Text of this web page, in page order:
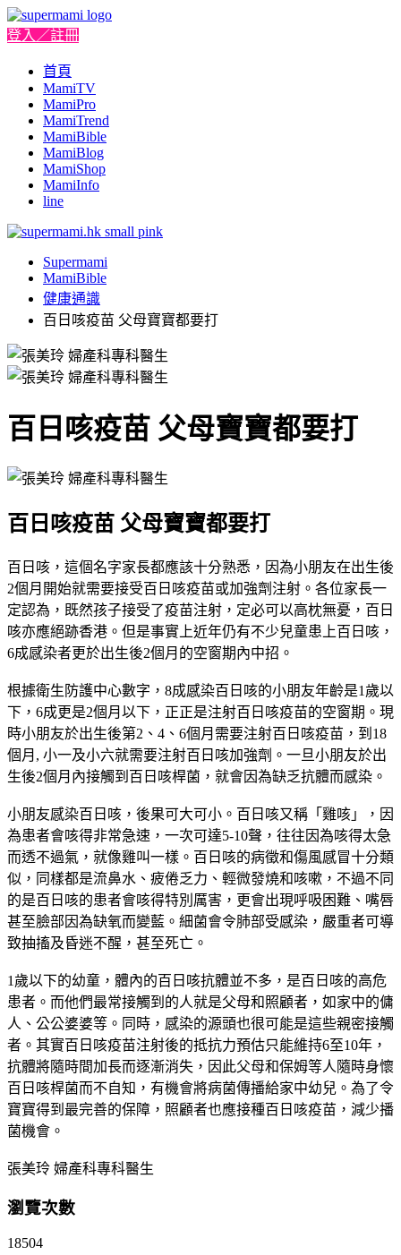
登入／註冊
首頁
MamiTV
MamiPro
MamiTrend
MamiBible
MamiBlog
MamiShop
MamiInfo
line
Supermami
MamiBible
健康通識
百日咳疫苗 父母寶寶都要打
百日咳疫苗 父母寶寶都要打
百日咳疫苗 父母寶寶都要打
百日咳，這個名字家長都應該十分熟悉，因為小朋友在出生後
2個月開始就需要接受百日咳疫苗或加強劑注射。各位家長一
定認為，既然孩子接受了疫苗注射，定必可以高枕無憂，百日
咳亦應絕跡香港。但是事實上近年仍有不少兒童患上百日咳，
6成感染者更於出生後2個月的空窗期內中招。
根據衛生防護中心數字，8成感染百日咳的小朋友年齡是1歲以
下，6成更是2個月以下，正正是注射百日咳疫苗的空窗期。現
時小朋友於出生後第2、4、6個月需要注射百日咳疫苗，到 18
個月 , 小一及小六就需要注射百日咳加強劑。一旦小朋友於出
生後2個月內接觸到百日咳桿菌，就會因為缺乏抗體而感染。
小朋友感染百日咳，後果可大可小。百日咳又稱「雞咳」，因
為患者會咳得非常急速，一次可達5-10聲，往往因為咳得太急
而透不過氣，就像雞叫一樣。百日咳的病徵和傷風感冒十分類
似，同樣都是流鼻水、疲倦乏力、輕微發燒和咳嗽，不過不同
的是百日咳的患者會咳得特別厲害，更會出現呼吸困難、嘴唇
甚至臉部因為缺氧而變藍。細菌會令肺部受感染，嚴重者可導
致抽搐及昏迷不醒，甚至死亡。
1歲以下的幼童，體內的百日咳抗體並不多，是百日咳的高危
患者。而他們最常接觸到的人就是父母和照顧者，如家中的傭
人、公公婆婆等。同時，感染的源頭也很可能是這些親密接觸
者。其實百日咳疫苗注射後的抵抗力預估只能維持6至10年 ，
抗體將隨時間加長而逐漸消失，因此父母和保姆等人隨時身懷
百日咳桿菌而不自知，有機會將病菌傳播給家中幼兒。為了令
寶寶得到最完善的保障，照顧者也應接種百日咳疫苗，減少播
菌機會。
張美玲 婦產科專科醫生
瀏覽次數
18504